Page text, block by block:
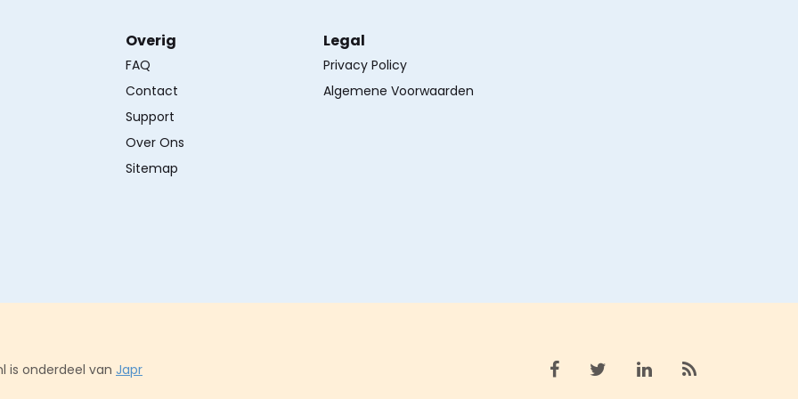
Overig
FAQ
Contact
Support
Over Ons
Sitemap
Legal
Privacy Policy
Algemene Voorwaarden
is onderdeel van Japr Bekijk facebook
Bekijk X (twitter)
Bekijk linkedin
Bekijk rss